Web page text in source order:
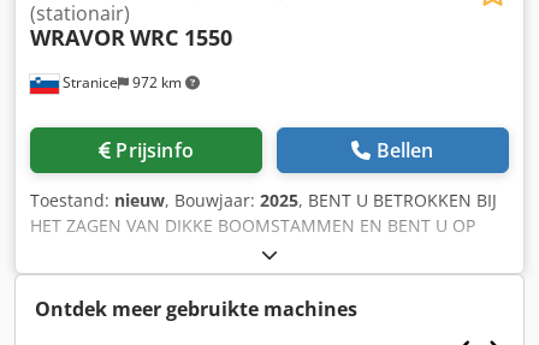
Stranice 972 km
(stationair)
WRAVORWRC 1550
Prijsinfo Bellen
Toestand: nieuw, Bouwjaar: 2025, BENT U BETROKKEN BIJ
HET ZAGEN VAN DIKKE BOOMSTAMMEN EN BENT U OP
ZOEK NAAR EEN KRACHTIGE LINTZAAG DIE UW DIKKE
BOOMSTAMMEN ZONDER PROBLEMEN ZAAGT? DAN
HEBBEN WIJ EEN OPLOSSING VOOR U: DE WRC 1550
HORIZONTALE LINTZAAG! ✔️ROBUUSTE CONSTRUCTIE DIE
Ontdek meer gebruikte machines